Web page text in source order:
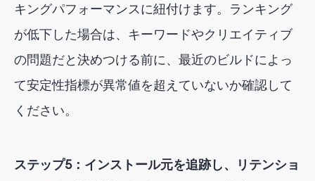
キングパフォーマンスに紐付けます。ランキング
が低下した場合は、キーワードやクリエイティブ
の問題だと決めつける前に、最近のビルドによっ
て安定性指標が異常値を超えていないか確認して
ください。
ステップ5：インストール元を追跡し、リテンショ